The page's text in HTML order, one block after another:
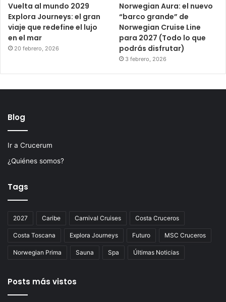
Vuelta al mundo 2029
Explora Journeys: el gran
viaje que redefine el lujo
en el mar
20 febrero, 2026
Norwegian Aura: el nuevo
“barco grande” de
Norwegian Cruise Line
para 2027 (Todo lo que
podrás disfrutar)
3 febrero, 2026
Blog
Ir a Crucerum
¿Quiénes somos?
Tags
2027 Caribe Carnival Cruises Costa Cruceros
Costa Toscana Explora Journeys Futuro MSC Cruceros
Norwegian Prima Sauna Spa Últimas Noticias
Posts más vistos